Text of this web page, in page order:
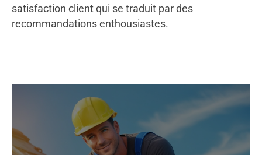
satisfaction client qui se traduit par des
recommandations enthousiastes.